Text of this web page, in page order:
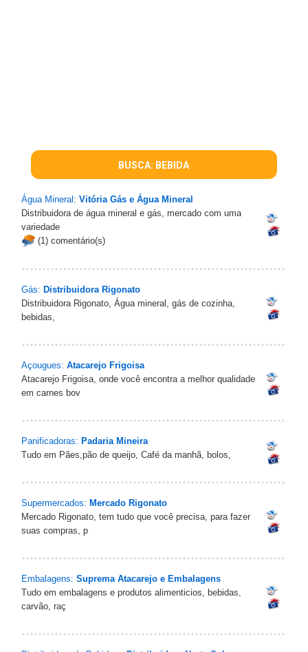
BUSCA: BEBIDA
Água Mineral: Vitória Gás e Água Mineral
Distribuidora de água mineral e gás, mercado com uma
variedade
(1) comentário(s)
Gás: Distribuidora Rigonato
Distribuidora Rigonato, Água mineral, gás de cozinha,
bebidas,
Açougues: Atacarejo Frigoisa
Atacarejo Frigoisa, onde você encontra a melhor qualidade
em carnes bov
Panificadoras: Padaria Mineira
Tudo em Pães,pão de queijo, Café da manhã, bolos,
Supermercados: Mercado Rigonato
Mercado Rigonato, tem tudo que você precisa, para fazer
suas compras, p
Embalagens: Suprema Atacarejo e Embalagens
Tudo em embalagens e produtos alimenticios, bebidas,
carvão, raç